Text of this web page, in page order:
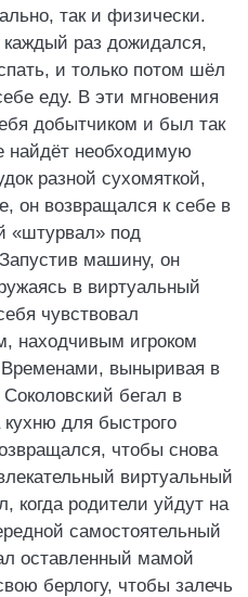
так и физически.
раз дожидался,
и только потом шёл
еду. В эти мгновения
добытчиком и был так
найдёт необходимую
разной сухомяткой,
он возвращался к себе в
«штурвал» под
машину, он
в виртуальный
чувствовал
находчивым игроком
выныривая в
бегал в
кухню для быстрого
чтобы снова
виртуальный
родители уйдут на
самостоятельный
оставленный мамой
берлогу, чтобы залечь